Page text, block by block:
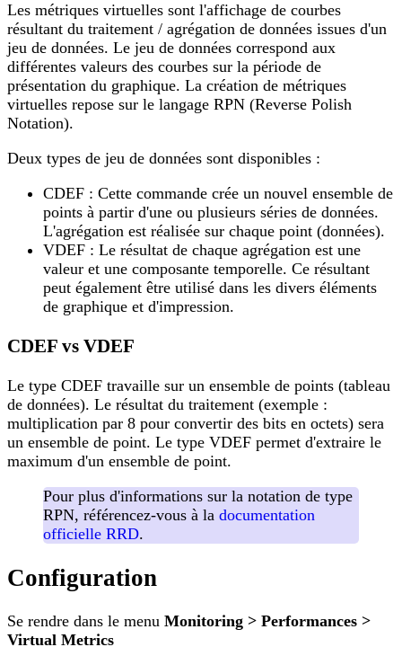
Les métriques virtuelles sont l'affichage de courbes
résultant du traitement / agrégation de données issues d'un
jeu de données. Le jeu de données correspond aux
différentes valeurs des courbes sur la période de
présentation du graphique. La création de métriques
virtuelles repose sur le langage RPN (Reverse Polish
Notation).
Deux types de jeu de données sont disponibles :
CDEF : Cette commande crée un nouvel ensemble de
points à partir d'une ou plusieurs séries de données.
L'agrégation est réalisée sur chaque point (données).
VDEF : Le résultat de chaque agrégation est une
valeur et une composante temporelle. Ce résultant
peut également être utilisé dans les divers éléments
de graphique et d'impression.
CDEF vs VDEF
Le type CDEF travaille sur un ensemble de points (tableau
de données). Le résultat du traitement (exemple :
multiplication par 8 pour convertir des bits en octets) sera
un ensemble de point. Le type VDEF permet d'extraire le
maximum d'un ensemble de point.
Pour plus d'informations sur la notation de type
RPN, référencez-vous à la documentation
officielle RRD.
Configuration
Se rendre dans le menu Monitoring > Performances >
Virtual Metrics